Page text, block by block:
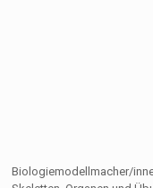
Biologiemodellmacher/